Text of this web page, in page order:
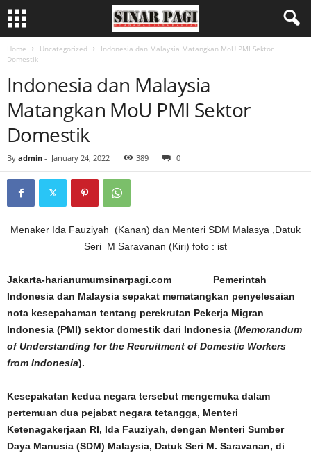
Home Uncategorized
Indonesia dan Malaysia Matangkan MoU PMI Sektor
Domestik
Indonesia dan Malaysia
Matangkan MoU PMI Sektor
Domestik
By admin - January 24, 2022 389 0
Menaker Ida Fauziyah (Kanan) dan Menteri SDM Malasya ,Datuk
Seri M Saravanan (Kiri) foto : ist
Jakarta-harianumumsinarpagi.com Pemerintah
Indonesia dan Malaysia sepakat mematangkan penyelesaian
nota kesepahaman tentang perekrutan Pekerja Migran
Indonesia (PMI) sektor domestik dari Indonesia (Memorandum
of Understanding for the Recruitment of Domestic Workers
from Indonesia).
Kesepakatan kedua negara tersebut mengemuka dalam
pertemuan dua pejabat negara tetangga, Menteri
Ketenagakerjaan RI, Ida Fauziyah, dengan Menteri Sumber
Daya Manusia (SDM) Malaysia, Datuk Seri M. Saravanan, di